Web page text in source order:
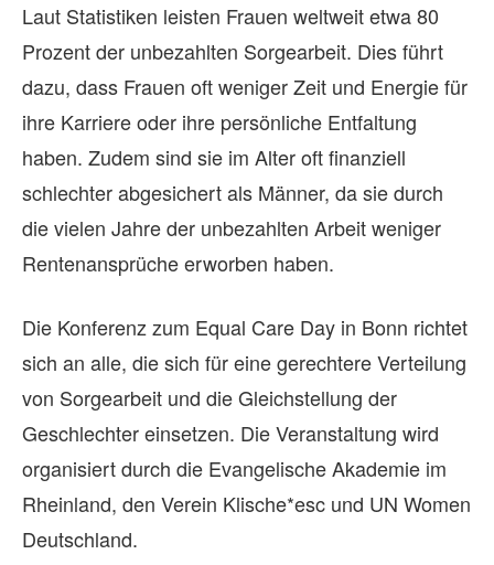
Laut Statistiken leisten Frauen weltweit etwa 80
Prozent der unbezahlten Sorgearbeit. Dies führt
dazu, dass Frauen oft weniger Zeit und Energie für
ihre Karriere oder ihre persönliche Entfaltung
haben. Zudem sind sie im Alter oft finanziell
schlechter abgesichert als Männer, da sie durch
die vielen Jahre der unbezahlten Arbeit weniger
Rentenansprüche erworben haben.
Die Konferenz zum Equal Care Day in Bonn richtet
sich an alle, die sich für eine gerechtere Verteilung
von Sorgearbeit und die Gleichstellung der
Geschlechter einsetzen. Die Veranstaltung wird
organisiert durch die Evangelische Akademie im
Rheinland, den Verein Klische*esc und UN Women
Deutschland.